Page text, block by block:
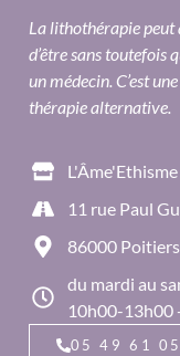
La lithothérapie
d’être sans toutefois
un médecin. C’est
thérapie alternative.
L'Âme'Ethisme
11 rue Paul
86000 Poitiers
du mardi au
10h00-13h00
05 49 61